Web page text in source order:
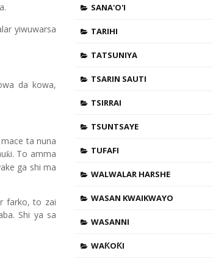
yiwuwarsa
da kowa,
ta nuna
ƙi. To amma
ga shi ma
farko, to zai
Shi ya sa
SANA'O'I
TARIHI
TATSUNIYA
TSARIN SAUTI
TSIRRAI
TSUNTSAYE
TUFAFI
WALWALAR HARSHE
WASAN KWAIKWAYO
WASANNI
WAƘOƘI